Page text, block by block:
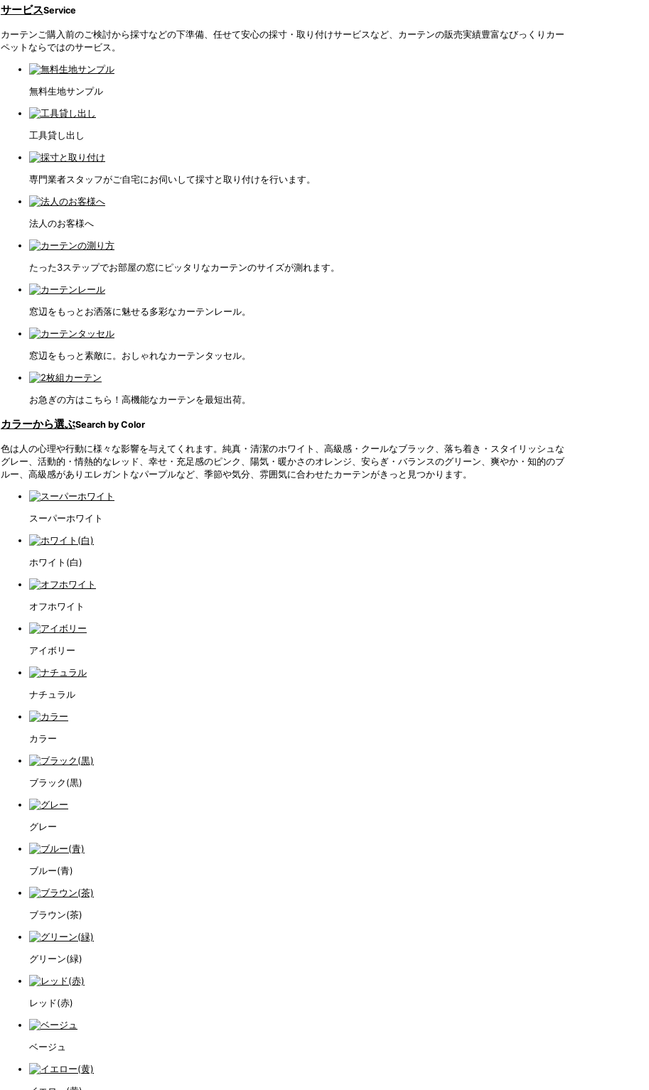
サービスService
カーテンご購入前のご検討から採寸などの下準備、任せて安心の採寸・取り付けサービスなど、カーテンの販売実績豊富なびっくりカー
ペットならではのサービス。
無料生地サンプル
工具貸し出し
専門業者スタッフがご自宅にお伺いして採寸と取り付けを行います。
法人のお客様へ
たった3ステップでお部屋の窓にピッタリなカーテンのサイズが測れます。
窓辺をもっとお洒落に魅せる多彩なカーテンレール。
窓辺をもっと素敵に。おしゃれなカーテンタッセル。
お急ぎの方はこちら！高機能なカーテンを最短出荷。
カラーから選ぶSearch by Color
色は人の心理や行動に様々な影響を与えてくれます。純真・清潔のホワイト、高級感・クールなブラック、落ち着き・スタイリッシュな
グレー、活動的・情熱的なレッド、幸せ・充足感のピンク、陽気・暖かさのオレンジ、安らぎ・バランスのグリーン、爽やか・知的のブ
ルー、高級感がありエレガントなパープルなど、季節や気分、雰囲気に合わせたカーテンがきっと見つかります。
スーパーホワイト
ホワイト(白)
オフホワイト
アイボリー
ナチュラル
カラー
ブラック(黒)
グレー
ブルー(青)
ブラウン(茶)
グリーン(緑)
レッド(赤)
ベージュ